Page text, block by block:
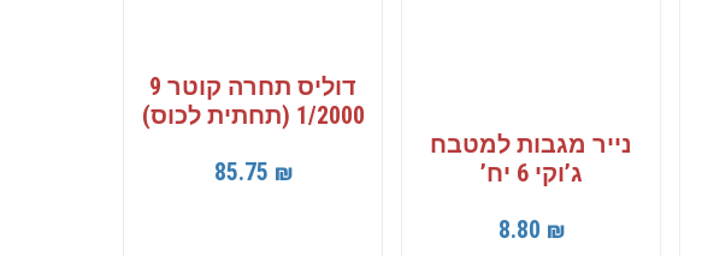
נייר מגבות למטבח
ג’וקי 6 יח’
8.80 ₪
דוליס תחרה קוטר 9
1/2000 (תחתית לכוס)
85.75 ₪